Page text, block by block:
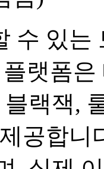
수 있는
랫폼
랙잭,
공합니